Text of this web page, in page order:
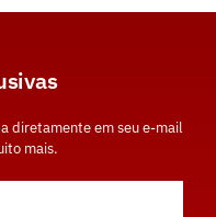
diretamente em seu e-mail
mais.